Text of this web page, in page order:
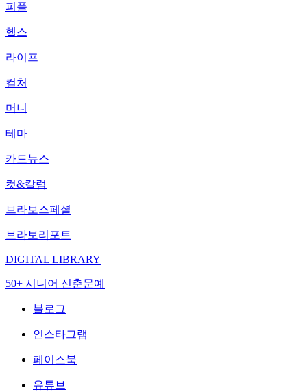
피플
헬스
라이프
컬처
머니
테마
카드뉴스
컷&칼럼
브라보스페셜
브라보리포트
DIGITAL LIBRARY
50+ 시니어 신춘문예
블로그
인스타그램
페이스북
유튜브